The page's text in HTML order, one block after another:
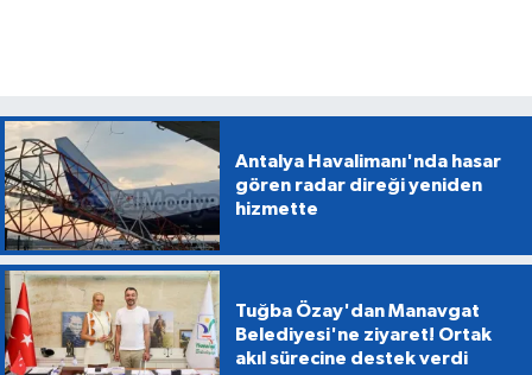
Antalya Havalimanı'nda hasar
gören radar direği yeniden
hizmette
Tuğba Özay'dan Manavgat
Belediyesi'ne ziyaret! Ortak
akıl sürecine destek verdi